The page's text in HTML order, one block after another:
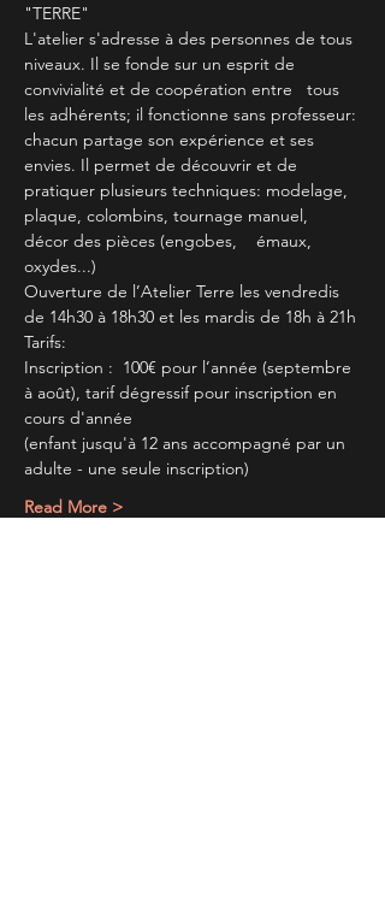
"TERRE"
L'atelier s'adresse à des personnes de tous
niveaux. Il se fonde sur un esprit de
convivialité et de coopération entre   tous
les adhérents; il fonctionne sans professeur:
chacun partage son expérience et ses
envies. Il permet de découvrir et de
pratiquer plusieurs techniques: modelage,
plaque, colombins, tournage manuel,
décor des pièces (engobes,    émaux,
oxydes...)
Ouverture de l’Atelier Terre les vendredis
de 14h30 à 18h30 et les mardis de 18h à 21h
Tarifs:
Inscription :  100€ pour l’année (septembre
à août), tarif dégressif pour inscription en
cours d'année
(enfant jusqu'à 12 ans accompagné par un
adulte - une seule inscription)
Read More >